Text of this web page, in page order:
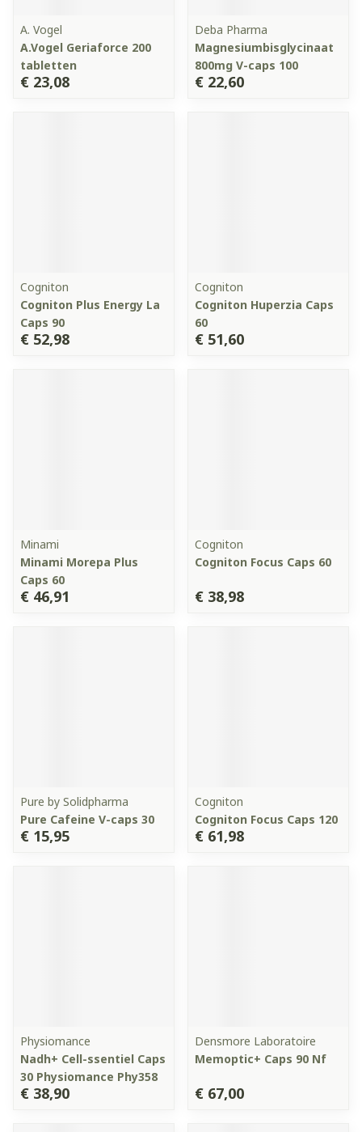
A. Vogel
A.Vogel Geriaforce 200
tabletten
€ 23,08
Deba Pharma
Magnesiumbisglycinaat
800mg V-caps 100
€ 22,60
Cogniton
Cogniton Plus Energy La
Caps 90
€ 52,98
Cogniton
Cogniton Huperzia Caps
60
€ 51,60
Minami
Minami Morepa Plus
Caps 60
€ 46,91
Cogniton
Cogniton Focus Caps 60
€ 38,98
Pure by Solidpharma
Pure Cafeine V-caps 30
€ 15,95
Cogniton
Cogniton Focus Caps 120
€ 61,98
Physiomance
Nadh+ Cell-ssentiel Caps
30 Physiomance Phy358
€ 38,90
Densmore Laboratoire
Memoptic+ Caps 90 Nf
€ 67,00